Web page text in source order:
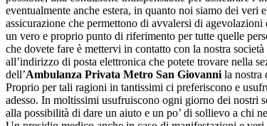
eventualmente anche estera, in quanto noi siamo dei
assicurazione che permettono di avvalersi di
un vero e proprio punto di riferimento per tutte quelle
che dovete fare è mettervi in contatto con la nostra
all’indirizzo di posta elettronica che potete trovare nella
dell’Ambulanza Privata Metro San Giovanni la nostra
Proprio per tali ragioni in tantissimi ci preferiscono e
adesso. In moltissimi usufruiscono ogni giorno dei nostri
alla possibilità di dare un aiuto e un po’ di sollievo a chi